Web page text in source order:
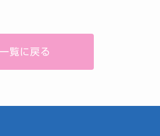
一覧に戻る